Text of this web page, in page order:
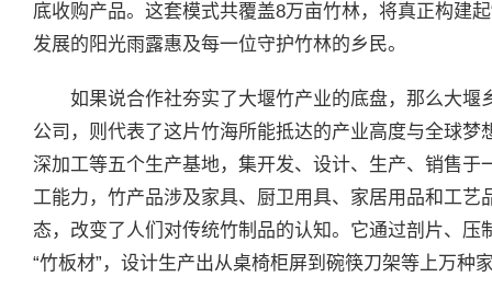
底收购产品。这套模式共覆盖8万亩竹林，将真正构建
发展的阳光雨露惠及每一位守护竹林的乡民。
如果说合作社夯实了大堰竹产业的底盘，那么大
公司，则代表了这片竹海所能抵达的产业高度与全球
深加工等五个生产基地，集开发、设计、生产、销售于
工能力，竹产品涉及家具、厨卫用具、家居用品和工
态，改变了人们对传统竹制品的认知。它通过剖片、
“竹板材”，设计生产出从桌椅柜屏到碗筷刀架等上万种